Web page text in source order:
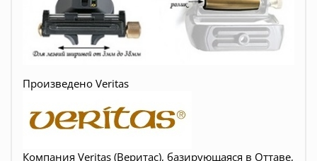
Произведено Veritas
Компания Veritas (Веритас), базирующаяся в Оттаве,